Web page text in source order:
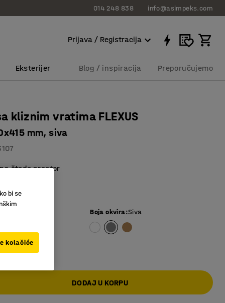
014 248 838 info@asimpeks.com
Prijava / Registracija
Eksterijer Blog / inspiracija Preporučujemo
kliznim vratima FLEXUS
mm, siva
štede prostor
Boja okvira:Siva
RSD
DODAJ U KORPU
bi se
kolačiće